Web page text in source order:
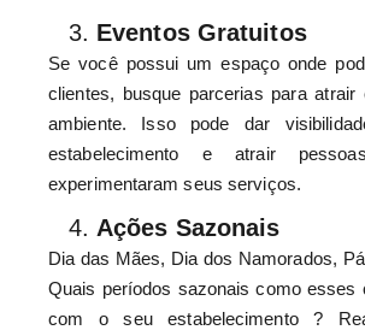
Eventos Gratuitos
Se você possui um espaço onde
clientes, busque parcerias para atrair
ambiente. Isso pode dar
estabelecimento e atrair
experimentaram seus serviços.
Ações Sazonais
Dia das Mães, Dia dos Namorados,
Quais períodos sazonais como esses
com o seu estabelecimento ?